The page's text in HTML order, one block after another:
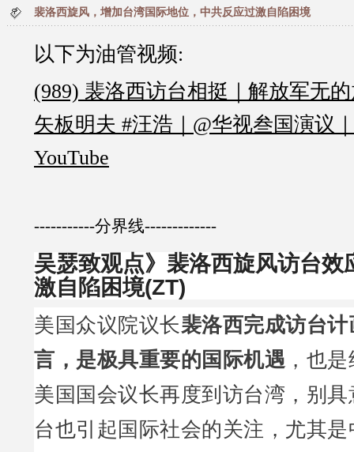
裴洛西旋风，增加台湾国际地位，中共反应过激自陷困境
以下为油管视频:
(989) 裴洛西访台相挺｜解放军无
矢板明夫 #汪浩｜@华视叁国演议
YouTube
-----------分界线-------------
吴瑟致观点》裴洛西旋风访台效
激自陷困境(ZT)
美国众议院议长裴洛西完成访台
言，是极具重要的国际机遇 ，也
美国国会议长再度到访台湾，别
台也引起国际社会的关注，尤其